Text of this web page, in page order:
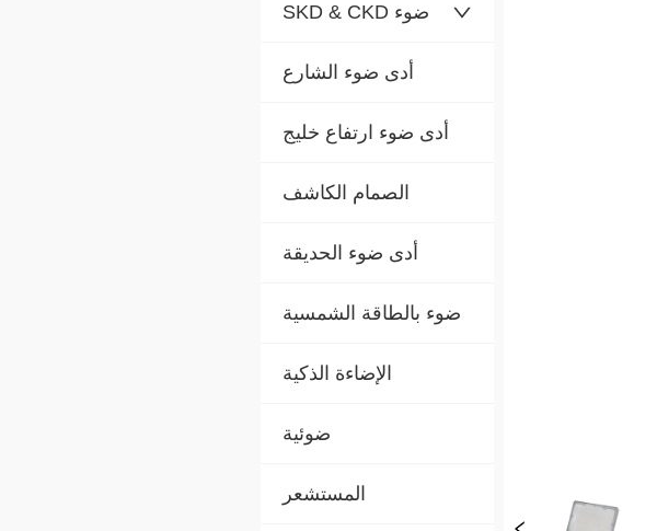
SKD & CKD ضوء
أدى ضوء الشارع
أدى ضوء ارتفاع خليج
الصمام الكاشف
أدى ضوء الحديقة
ضوء بالطاقة الشمسية
الإضاءة الذكية
ضوئية
المستشعر